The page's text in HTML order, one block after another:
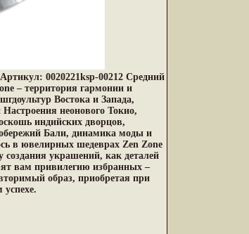
0020221ksp-00212 Средний
– территория гармонии и
Востока и Запада,
неонового Токио,
индийских дворцов,
Бали, динамика моды и
в ювелирных шедеврах Zen Zone
украшений, как деталей
вам привилегию избранных –
образ, приобретая при
успехе.